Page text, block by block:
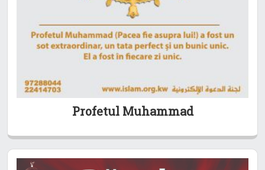
Profetul Muhammad